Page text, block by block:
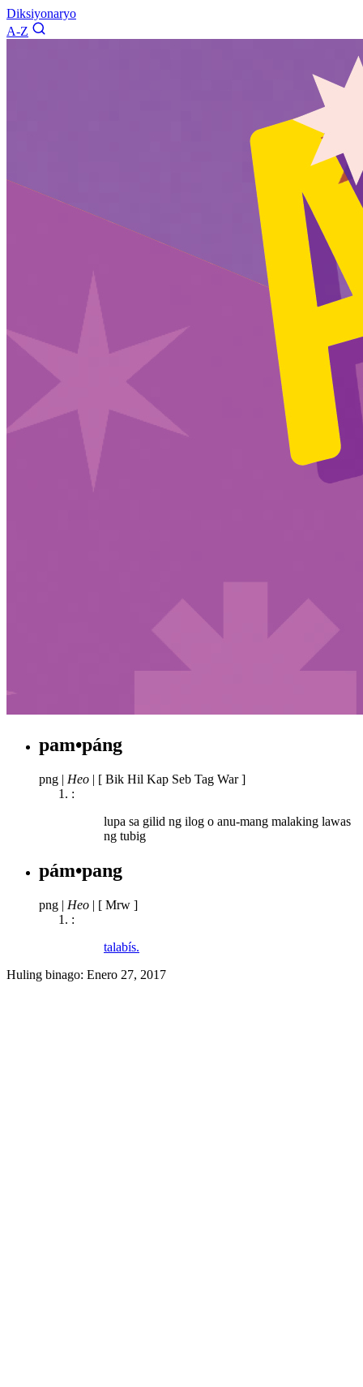
Diksiyonaryo
A-Z
pam•páng
png | Heo | [ Bik Hil Kap Seb Tag War ]
:
lupa sa gilid ng ilog o anu-mang malaking lawas
ng tubig
pám•pang
png | Heo | [ Mrw ]
:
talabís.
Huling binago: Enero 27, 2017